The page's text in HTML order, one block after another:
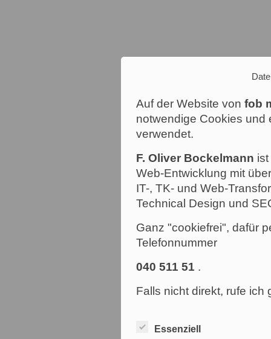
Auf der Website von fob
notwendige Cookies und
verwendet.
F. Oliver Bockelmann
Web-Entwicklung mit
IT-, TK- und Web-
Technical Design und
Ganz "cookiefrei", dafür
Telefonnummer
040 511 51 .
Falls nicht direkt, rufe ich
Essenziell